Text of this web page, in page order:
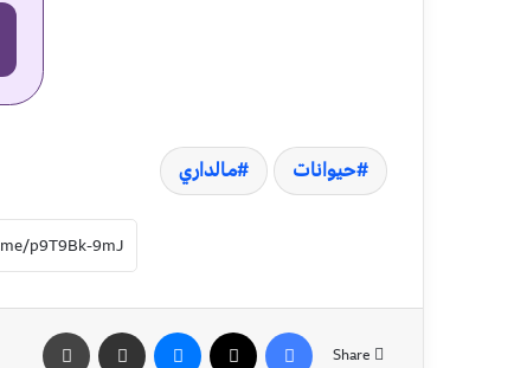
حیوانات مالداري
Share